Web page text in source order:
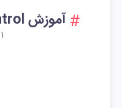
آموزش device control نود 32
1